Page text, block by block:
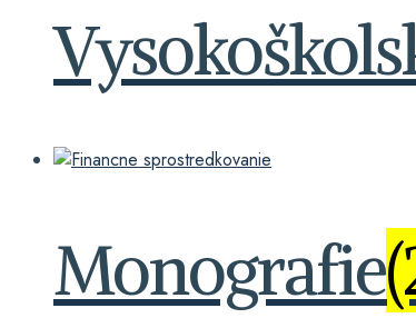
Monografie